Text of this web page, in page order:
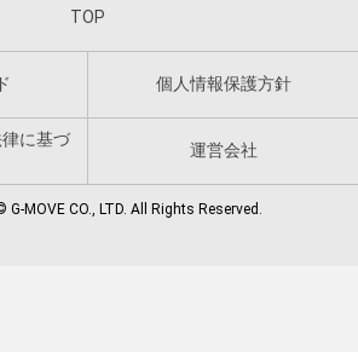
TOP
個人情報保護方針
に基づ
運営会社
G-MOVE CO., LTD. All Rights Reserved.